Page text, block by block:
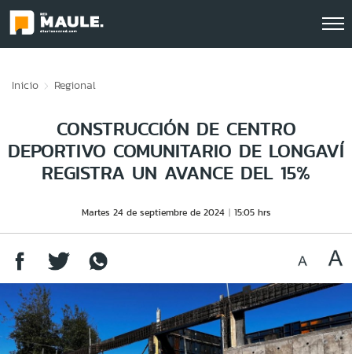
Inicio Regional
CONSTRUCCIÓN DE CENTRO
DEPORTIVO COMUNITARIO DE LONGAVÍ
REGISTRA UN AVANCE DEL 15%
Martes 24 de septiembre de 2024 15:05 hrs